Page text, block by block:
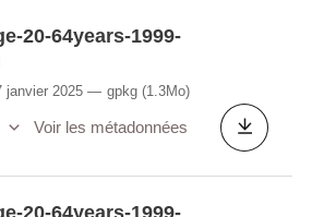
20-64years-1999-
janvier 2025 gpkg (1.3Mo)
Voir les métadonnées
20-64years-1999-